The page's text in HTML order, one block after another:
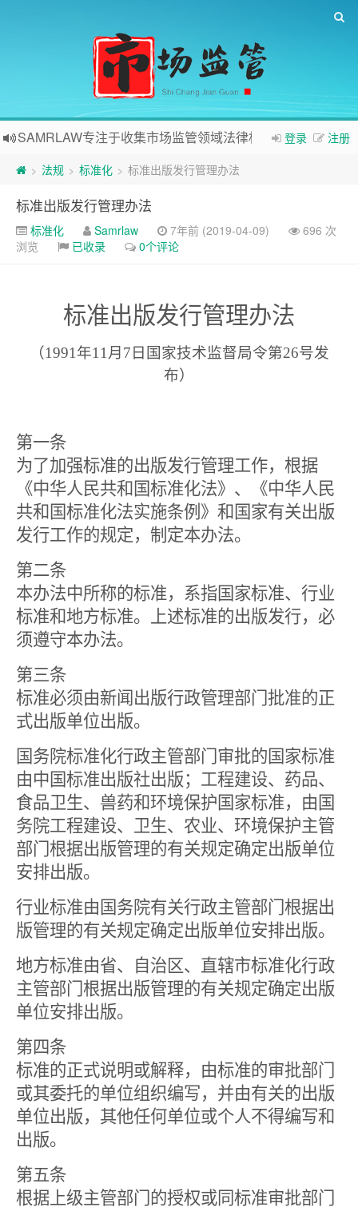
登录 注册
SAMRLAW专注于收集市场监管领域法律相关内容
> 法规 > 标准化 > 标准出版发行管理办法
标准出版发行管理办法
标准化 Samrlaw 7年前 (2019-04-09)
696 次
浏览
已收录 0个评论
标准出版发行管理办法
（1991 年11 月 7 日国家技术监督局令第26号发
布）
第一条
为了加强标准的出版发行管理工作，根据
《中华人民共和国标准化法》、《中华人民
共和国标准化法实施条例》和国家有关出版
发行工作的规定，制定本办法。
第二条
本办法中所称的标准，系指国家标准、行业
标准和地方标准。上述标准的出版发行，必
须遵守本办法。
第三条
标准必须由新闻出版行政管理部门批准的正
式出版单位出版。
国务院标准化行政主管部门审批的国家标准
由中国标准出版社出版；工程建设、药品、
食品卫生、兽药和环境保护国家标准，由国
务院工程建设、卫生、农业、环境保护主管
部门根据出版管理的有关规定确定出版单位
安排出版。
行业标准由国务院有关行政主管部门根据出
版管理的有关规定确定出版单位安排出版。
地方标准由省、自治区、直辖市标准化行政
主管部门根据出版管理的有关规定确定出版
单位安排出版。
第四条
标准的正式说明或解释，由标准的审批部门
或其委托的单位组织编写，并由有关的出版
单位出版，其他任何单位或个人不得编写和
出版。
第五条
根据上级主管部门的授权或同标准审批部门